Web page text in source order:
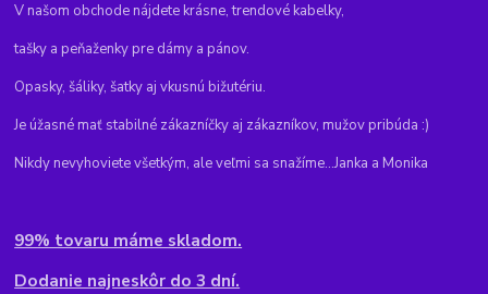
V našom obchode nájdete krásne, trendové kabelky,
tašky a peňaženky pre dámy a pánov.
Opasky, šáliky, šatky aj vkusnú bižutériu.
Je úžasné mať stabilné zákazníčky aj zákazníkov, mužov pribúda :)
Nikdy nevyhoviete všetkým, ale veľmi sa snažíme...Janka a Monika
99% tovaru máme skladom.
Dodanie najneskôr do 3 dní.